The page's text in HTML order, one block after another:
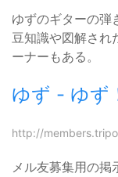
ゆずのギターの弾
豆知識や図解され
ーナーもある。
ゆず - ゆず
http://
メル友募集用の掲